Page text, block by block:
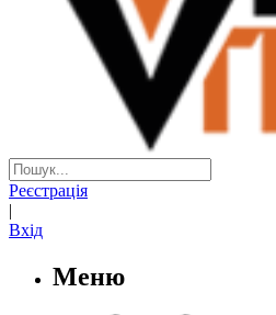
Реєстрація
|
Вхід
Меню